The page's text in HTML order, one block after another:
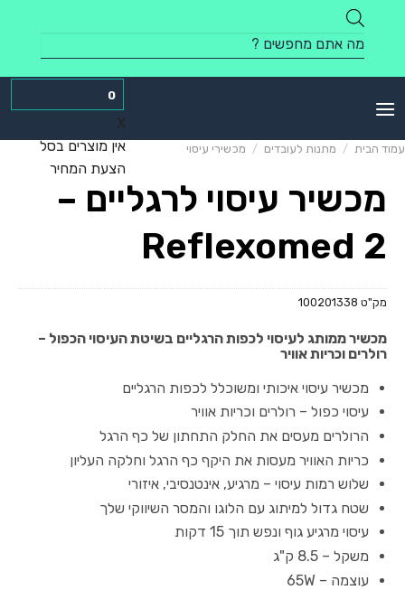
content
Products
search
0
X
אין מוצרים בסל
הצעת המחיר
עמוד הבית / מתנות לעובדים / מכשירי עיסוי
מכשיר עיסוי לרגליים –
Reflexomed 2
מק"ט 100201338
מכשיר ממותג לעיסוי לכפות הרגליים בשיטת העיסוי הכפול –
רולרים וכריות אוויר
מכשיר עיסוי איכותי ומשוכלל לכפות הרגליים
עיסוי כפול – רולרים וכריות אוויר
הרולרים מעסים את החלק התחתון של כף הרגל
כריות האוויר מעסות את היקף כף הרגל וחלקה העליון
שלוש רמות עיסוי – מרגיע, אינטנסיבי, איזורי
שטח גדול למיתוג עם הלוגו והמסר השיווקי שלך
עיסוי מרגיע גוף ונפש תוך 15 דקות
משקל – 8.5 ק"ג
עוצמה – 65W